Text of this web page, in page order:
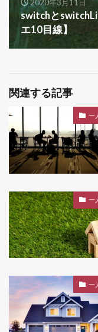
2020年3月11日
switchと
エ10目線】
関連する記事
一
一
一